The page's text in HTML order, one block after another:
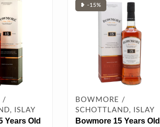
/
ISLAY
Years Old
❥ -15%
BOWMORE /
SCHOTTLAND, ISLAY
Bowmore 15 Years Old